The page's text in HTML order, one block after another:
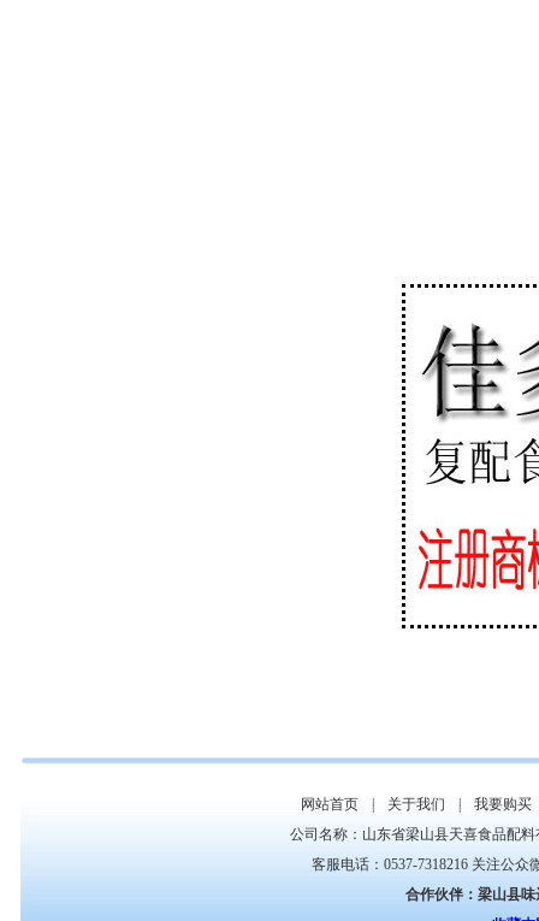
网站首页 关于我们
我要购买
公司名称：山东省梁山县天喜食品配
客服电话：0537-7318216 关注公众
合作伙伴： 梁山县味